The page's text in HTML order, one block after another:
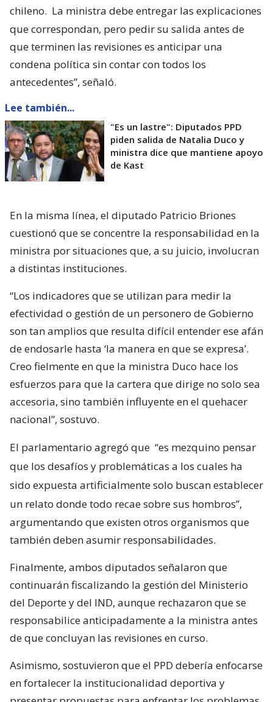
chileno. La ministra debe entregar las explicaciones
que correspondan, pero pedir su salida antes de
que terminen las revisiones es anticipar una
condena política sin contar con todos los
antecedentes”, señaló.
Lee también...
"Es un lastre": Diputados PPD
piden salida de Natalia Duco y
ministra dice que mantiene apoyo
de Kast
En la misma línea, el diputado Patricio Briones
cuestionó que se concentre la responsabilidad en la
ministra por situaciones que, a su juicio, involucran
a distintas instituciones.
“Los indicadores que se utilizan para medir la
efectividad o gestión de un personero de Gobierno
son tan amplios que resulta difícil entender ese afán
de endosarle hasta ‘la manera en que se expresa’.
Creo fielmente en que la ministra Duco hace los
esfuerzos para que la cartera que dirige no solo sea
accesoria, sino también influyente en el quehacer
nacional”, sostuvo.
El parlamentario agregó que “es mezquino pensar
que los desafíos y problemáticas a los cuales ha
sido expuesta artificialmente solo buscan establecer
un relato donde todo recae sobre sus hombros”,
argumentando que existen otros organismos que
también deben asumir responsabilidades.
Finalmente, ambos diputados señalaron que
continuarán fiscalizando la gestión del Ministerio
del Deporte y del IND, aunque rechazaron que se
responsabilice anticipadamente a la ministra antes
de que concluyan las revisiones en curso.
Asimismo, sostuvieron que el PPD debería enfocarse
en fortalecer la institucionalidad deportiva y